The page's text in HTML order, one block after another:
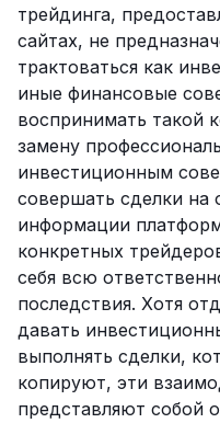
трейдинга,
сайтах, не
трактоваться как
иные финансовые
воспринимать такой
замену
инвестиционным
совершать сделки на
информации
конкретных
себя всю
последствия. Хотя
давать
выполнять сделки,
копируют, эти
представляют собой